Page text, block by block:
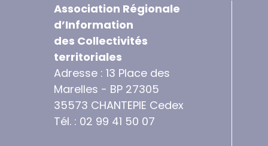
Association Régionale
d’Information
des Collectivités
territoriales
Adresse : 13 Place des
Marelles - BP 27305
35573 CHANTEPIE Cedex
Tél. : 02 99 41 50 07